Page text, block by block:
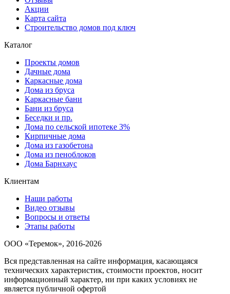
Акции
Карта сайта
Строительство домов под ключ
Каталог
Проекты домов
Дачные дома
Каркасные дома
Дома из бруса
Каркасные бани
Бани из бруса
Беседки и пр.
Дома по сельской ипотеке 3%
Кирпичные дома
Дома из газобетона
Дома из пеноблоков
Дома Барнхаус
Клиентам
Наши работы
Видео отзывы
Вопросы и ответы
Этапы работы
ООО «Теремок», 2016-2026
Вся представленная на сайте информация, касающаяся
технических характеристик, стоимости проектов, носит
информационный характер, ни при каких условиях не
является публичной офертой